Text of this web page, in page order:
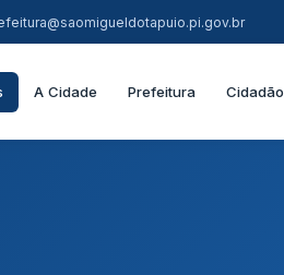
A Cidade Prefeitura Cidadão